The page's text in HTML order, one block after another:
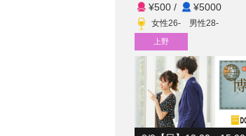
¥500 / ¥5000
女性26- 男性28-
上野